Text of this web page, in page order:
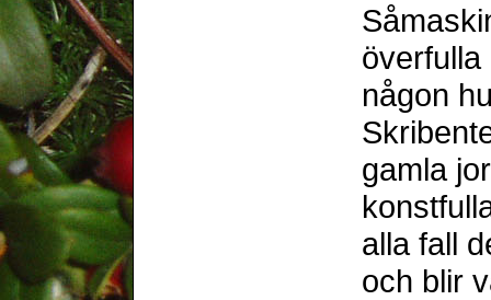
någon
gamla
alla fall
och blir